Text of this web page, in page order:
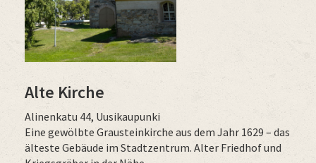
Alte Kirche
Alinenkatu 44, Uusikaupunki
Eine gewölbte Grausteinkirche aus dem Jahr 1629 – das
älteste Gebäude im Stadtzentrum. Alter Friedhof und